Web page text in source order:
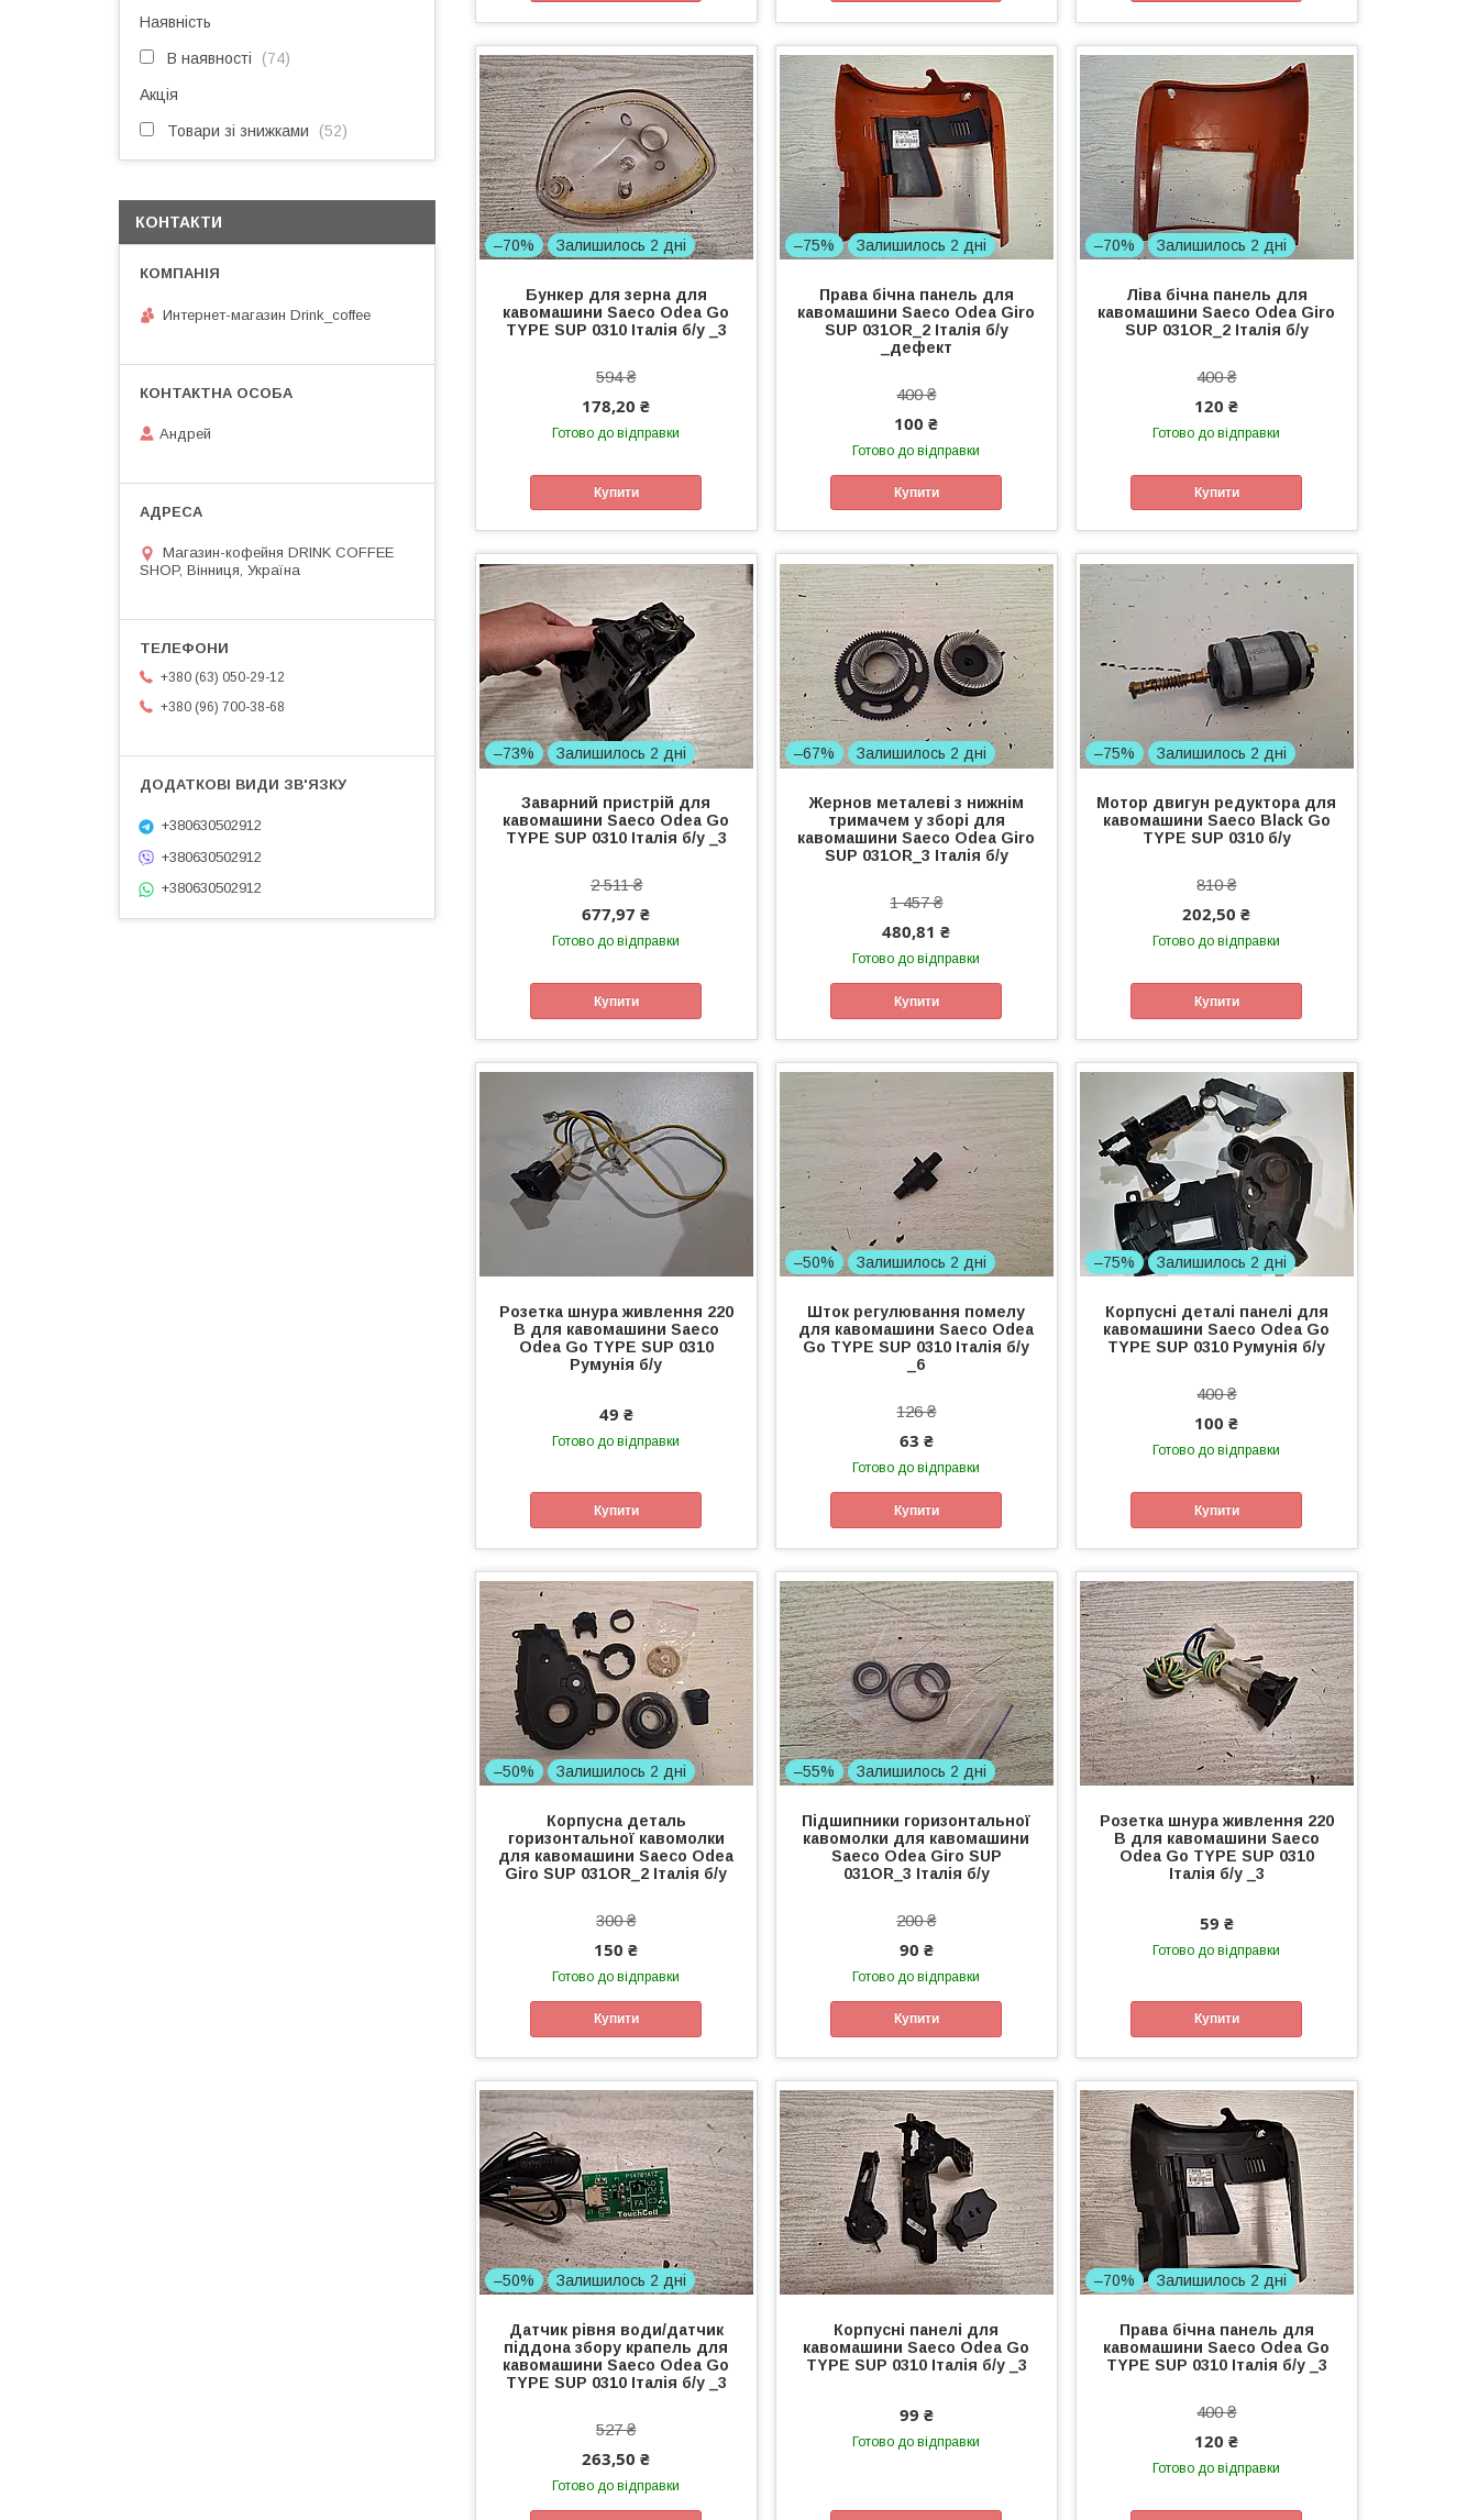
–70% Залишилось 2 дні
Бункер для зерна для
кавомашини Saeco Odea Go
TYPE SUP 0310 Італія б/у _3
594 ₴
178,20 ₴
Готово до відправки
Купити
–75% Залишилось 2 дні
Права бічна панель для
кавомашини Saeco Odea Giro
SUP 031OR_2 Італія б/у
_дефект
400 ₴
100 ₴
Готово до відправки
Купити
–70% Залишилось 2 дні
Ліва бічна панель для
кавомашини Saeco Odea Giro
SUP 031OR_2 Італія б/у
400 ₴
120 ₴
Готово до відправки
Купити
–73% Залишилось 2 дні
Заварний пристрій для
кавомашини Saeco Odea Go
TYPE SUP 0310 Італія б/у _3
2 511 ₴
677,97 ₴
Готово до відправки
Купити
–67% Залишилось 2 дні
Жернов металеві з нижнім
тримачем у зборі для
кавомашини Saeco Odea Giro
SUP 031OR_3 Італія б/у
1 457 ₴
480,81 ₴
Готово до відправки
Купити
–75% Залишилось 2 дні
Мотор двигун редуктора для
кавомашини Saeco Black Go
TYPE SUP 0310 б/у
810 ₴
202,50 ₴
Готово до відправки
Купити
Розетка шнура живлення 220
В для кавомашини Saeco
Odea Go TYPE SUP 0310
Румунія б/у
49 ₴
Готово до відправки
Купити
–50% Залишилось 2 дні
Шток регулювання помелу
для кавомашини Saeco Odea
Go TYPE SUP 0310 Італія б/у
_6
126 ₴
63 ₴
Готово до відправки
Купити
–75% Залишилось 2 дні
Корпусні деталі панелі для
кавомашини Saeco Odea Go
TYPE SUP 0310 Румунія б/у
400 ₴
100 ₴
Готово до відправки
Купити
–50% Залишилось 2 дні
Корпусна деталь
горизонтальної кавомолки
для кавомашини Saeco Odea
Giro SUP 031OR_2 Італія б/у
300 ₴
150 ₴
Готово до відправки
Купити
–55% Залишилось 2 дні
Підшипники горизонтальної
кавомолки для кавомашини
Saeco Odea Giro SUP
031OR_3 Італія б/у
200 ₴
90 ₴
Готово до відправки
Купити
Розетка шнура живлення 220
В для кавомашини Saeco
Odea Go TYPE SUP 0310
Італія б/у _3
59 ₴
Готово до відправки
Купити
–50% Залишилось 2 дні
Датчик рівня води/датчик
піддона збору крапель для
кавомашини Saeco Odea Go
TYPE SUP 0310 Італія б/у _3
527 ₴
263,50 ₴
Готово до відправки
Корпусні панелі для
кавомашини Saeco Odea Go
TYPE SUP 0310 Італія б/у _3
99 ₴
Готово до відправки
–70% Залишилось 2 дні
Права бічна панель для
кавомашини Saeco Odea Go
TYPE SUP 0310 Італія б/у _3
400 ₴
120 ₴
Готово до відправки
Наявність
В наявності 74
Акція
Товари зі знижками 52
КОНТАКТИ
Интернет-магазин Drink_coffee
Андрей
Магазин-кофейня DRINK COFFEE
SHOP, Вінниця, Україна
+380 (63) 050-29-12
+380 (96) 700-38-68
+380630502912
+380630502912
+380630502912